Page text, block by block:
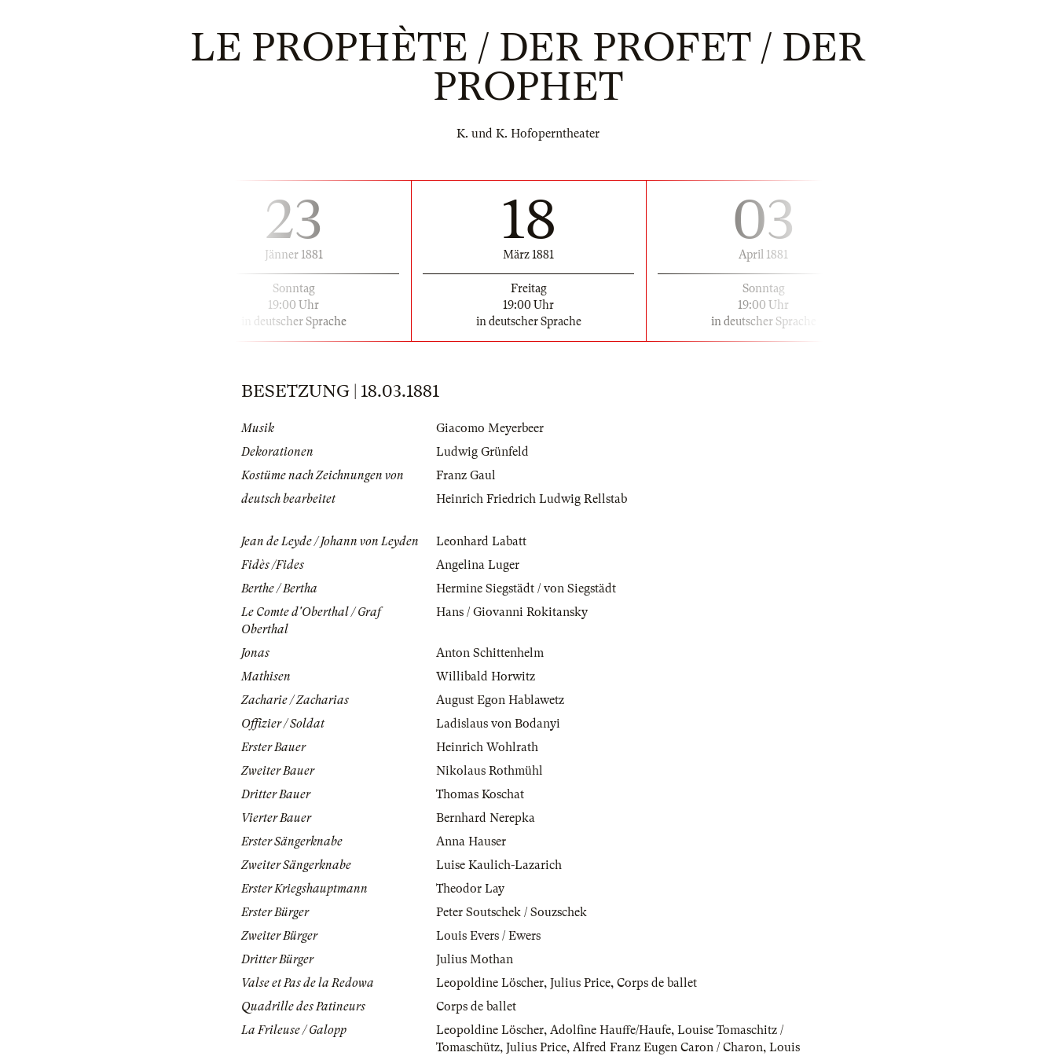
LE PROPHÈTE / DER PROFET / DER
PROPHET
K. und K. Hofoperntheater
23
Jänner 1881
Sonntag
19:00 Uhr
in deutscher Sprache
18
März 1881
Freitag
19:00 Uhr
in deutscher Sprache
03
April 1881
Sonntag
19:00 Uhr
in deutscher Sprache
BESETZUNG | 18.03.1881
Musik
Giacomo Meyerbeer
Dekorationen
Ludwig Grünfeld
Kostüme nach Zeichnungen von
Franz Gaul
deutsch bearbeitet
Heinrich Friedrich Ludwig Rellstab
Jean de Leyde / Johann von Leyden
Leonhard Labatt
Fidès /Fides
Angelina Luger
Berthe / Bertha
Hermine Siegstädt / von Siegstädt
Le Comte d'Oberthal / Graf
Oberthal
Hans / Giovanni Rokitansky
Jonas
Anton Schittenhelm
Mathisen
Willibald Horwitz
Zacharie / Zacharias
August Egon Hablawetz
Offizier / Soldat
Ladislaus von Bodanyi
Erster Bauer
Heinrich Wohlrath
Zweiter Bauer
Nikolaus Rothmühl
Dritter Bauer
Thomas Koschat
Vierter Bauer
Bernhard Nerepka
Erster Sängerknabe
Anna Hauser
Zweiter Sängerknabe
Luise Kaulich-Lazarich
Erster Kriegshauptmann
Theodor Lay
Erster Bürger
Peter Soutschek / Souzschek
Zweiter Bürger
Louis Evers / Ewers
Dritter Bürger
Julius Mothan
Valse et Pas de la Redowa
Leopoldine Löscher, Julius Price, Corps de ballet
Quadrille des Patineurs
Corps de ballet
La Frileuse / Galopp
Leopoldine Löscher, Adolfine Hauffe/Haufe, Louise Tomaschitz /
Tomaschütz, Julius Price, Alfred Franz Eugen Caron / Charon, Louis